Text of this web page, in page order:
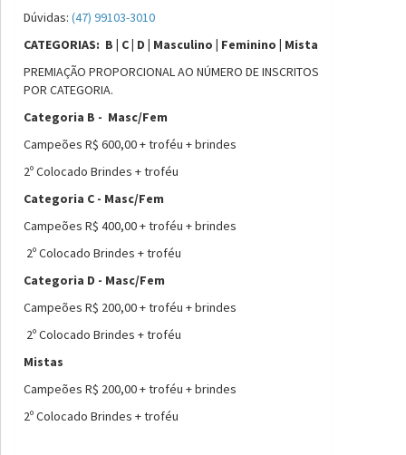
Dúvidas: (47) 99103-3010
CATEGORIAS: B | C | D | Masculino | Feminino | Mista
PREMIAÇÃO PROPORCIONAL AO NÚMERO DE INSCRITOS
POR CATEGORIA.
Categoria B - Masc/Fem
Campeões R$ 600,00 + troféu + brindes
2º Colocado Brindes + troféu
Categoria C - Masc/Fem
Campeões R$ 400,00 + troféu + brindes
2º Colocado Brindes + troféu
Categoria D - Masc/Fem
Campeões R$ 200,00 + troféu + brindes
2º Colocado Brindes + troféu
Mistas
Campeões R$ 200,00 + troféu + brindes
2º Colocado Brindes + troféu